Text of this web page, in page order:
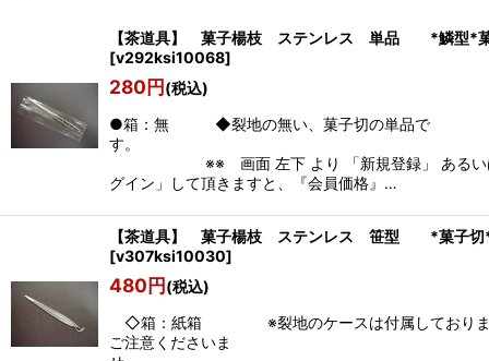
絞り込む
【茶道具】 菓子楊枝 ステンレス 単品 *鱗型*
[v292ksi10068]
280円(税込)
●箱：無 ◆裂地の無い、菓子切の単品で
す
※※ 画面 左下 より 「新規登録」 あるい
グイン」して頂きますと、『会員価格』…
【茶道具】 菓子楊枝 ステンレス 笹型 *菓子
[v307ksi10030]
480円(税込)
◇箱：紙箱 ※裂地のケースは付属しておりま
ご注意くださいま